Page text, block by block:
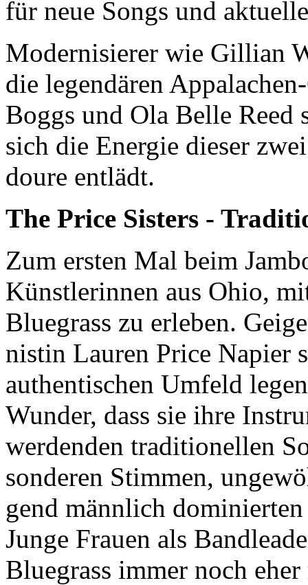
für neue Songs und
Mo­der­ni­sie­rer wie Gil­li­an
die le­gen­dä­ren
Boggs und Ola Belle Reed
sich die En­er­gie die­ser
dou­re ent­lädt.
The Price Sisters -
Zum ers­ten Mal beim
Künst­le­rin­nen aus Ohio,
Blu­e­grass zu er­le­ben.
nis­tin Lau­ren Price Na­pier
au­then­ti­schen Um­feld
Wun­der, dass sie ihre
wer­den­den tra­di­tio­nel­len
son­de­ren Stim­men,
gend männ­lich
Junge Frau­en als
Blu­e­grass immer noch eher